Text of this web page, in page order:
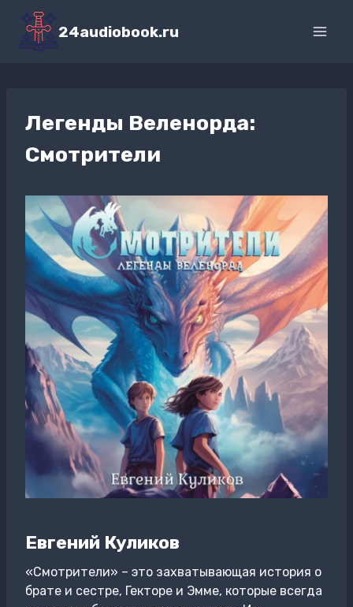
Перейти
содержимому
24audiobook.ru
Легенды Веленорда:
Смотрители
Евгений Куликов
«Смотрители» – это захватывающая история о
брате и сестре, Гекторе и Эмме, которые всегда